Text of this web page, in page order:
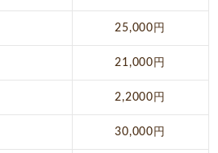
25,000円
21,000円
2,2000円
30,000円